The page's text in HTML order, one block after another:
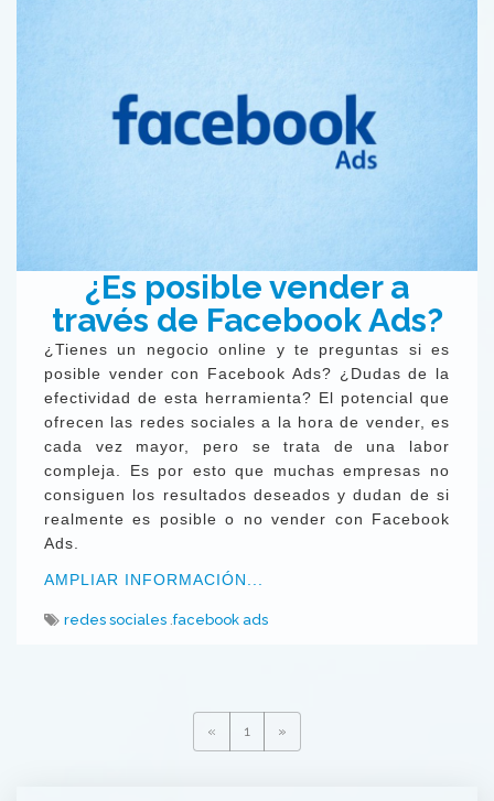
¿Es posible vender a
través de Facebook Ads?
¿Tienes un negocio online y te preguntas si es
posible vender con Facebook Ads? ¿Dudas de la
efectividad de esta herramienta? El potencial que
ofrecen las redes sociales a la hora de vender, es
cada vez mayor, pero se trata de una labor
compleja. Es por esto que muchas empresas no
consiguen los resultados deseados y dudan de si
realmente es posible o no vender con Facebook
Ads.
AMPLIAR INFORMACIÓN...
redes sociales facebook ads
« 1 »